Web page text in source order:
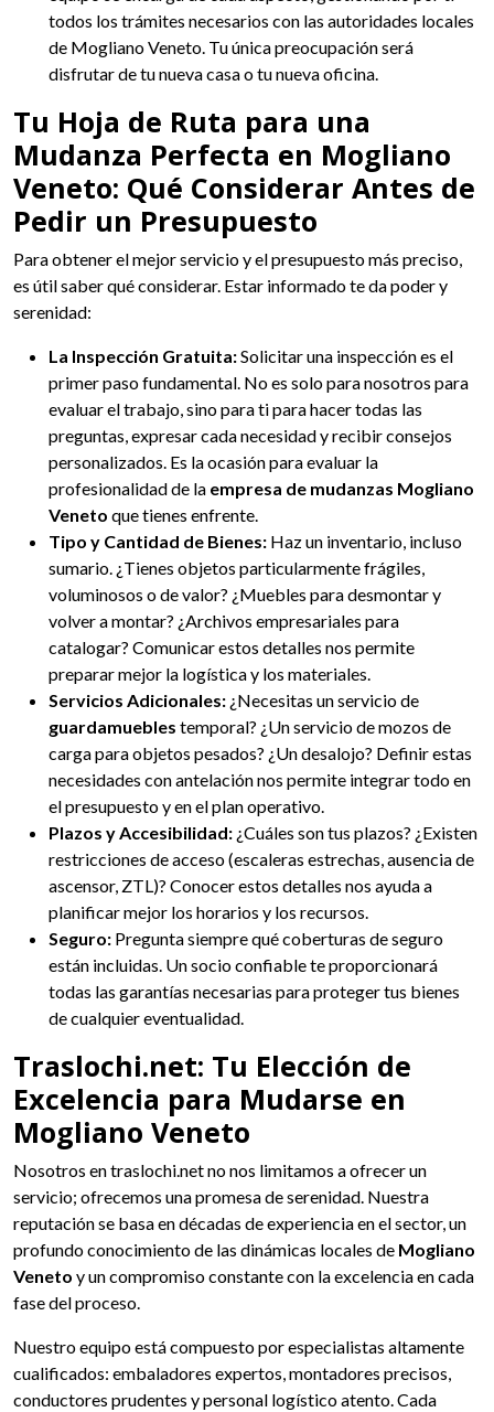
todos los trámites necesarios con las autoridades locales
de Mogliano Veneto. Tu única preocupación será
disfrutar de tu nueva casa o tu nueva oficina.
Tu Hoja de Ruta para una
Mudanza Perfecta en Mogliano
Veneto: Qué Considerar Antes de
Pedir un Presupuesto
Para obtener el mejor servicio y el presupuesto más preciso,
es útil saber qué considerar. Estar informado te da poder y
serenidad:
La Inspección Gratuita:Solicitar una inspección es el
primer paso fundamental. No es solo para nosotros para
evaluar el trabajo, sino para ti para hacer todas las
preguntas, expresar cada necesidad y recibir consejos
personalizados. Es la ocasión para evaluar la
profesionalidad de la empresa de mudanzas Mogliano
Veneto que tienes enfrente.
Tipo y Cantidad de Bienes: Haz un inventario, incluso
sumario. ¿Tienes objetos particularmente frágiles,
voluminosos o de valor? ¿Muebles para desmontar y
volver a montar? ¿Archivos empresariales para
catalogar? Comunicar estos detalles nos permite
preparar mejor la logística y los materiales.
Servicios Adicionales: ¿Necesitas un servicio de
guardamuebles temporal? ¿Un servicio de mozos de
carga para objetos pesados? ¿Un desalojo? Definir estas
necesidades con antelación nos permite integrar todo en
el presupuesto y en el plan operativo.
Plazos y Accesibilidad: ¿Cuáles son tus plazos? ¿Existen
restricciones de acceso (escaleras estrechas, ausencia de
ascensor, ZTL)? Conocer estos detalles nos ayuda a
planificar mejor los horarios y los recursos.
Seguro: Pregunta siempre qué coberturas de seguro
están incluidas. Un socio confiable te proporcionará
todas las garantías necesarias para proteger tus bienes
de cualquier eventualidad.
Traslochi.net: Tu Elección de
Excelencia para Mudarse en
Mogliano Veneto
Nosotros en traslochi.net no nos limitamos a ofrecer un
servicio; ofrecemos una promesa de serenidad. Nuestra
reputación se basa en décadas de experiencia en el sector, un
profundo conocimiento de las dinámicas locales de Mogliano
Veneto y un compromiso constante con la excelencia en cada
fase del proceso.
Nuestro equipo está compuesto por especialistas altamente
cualificados: embaladores expertos, montadores precisos,
conductores prudentes y personal logístico atento. Cada